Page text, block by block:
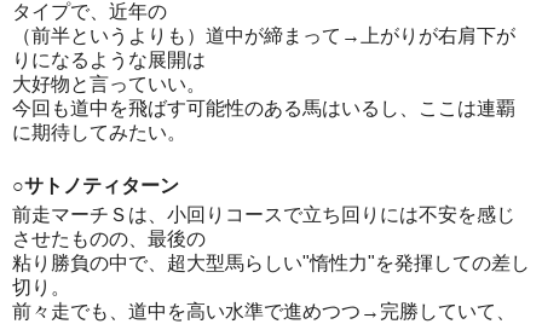
タイプで、近年の
（前半というよりも）道中が締まって→上がりが右肩下が
りになるような展開は
大好物と言っていい。
今回も道中を飛ばす可能性のある馬はいるし、ここは連覇
に期待してみたい。
○サトノティターン
前走マーチＳは、小回りコースで立ち回りには不安を感じ
させたものの、最後の
粘り勝負の中で、超大型馬らしい"惰性力"を発揮しての差し
切り。
前々走でも、道中を高い水準で進めつつ→完勝していて、